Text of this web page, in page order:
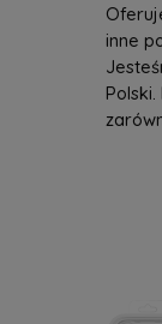
inne